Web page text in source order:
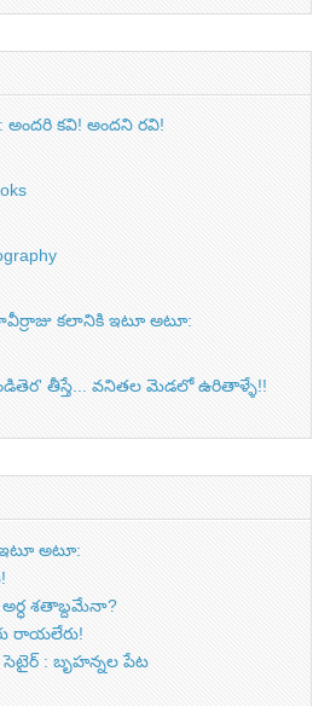
అందరి కవి! అందని రవి!
కలానికి ఇటూ అటూ:
తీస్తే... వనితల మెడలో ఉరితాళ్ళే!!
అటూ:
శతాబ్దమేనా?
రాయలేరు!
: బృహన్నల పేట